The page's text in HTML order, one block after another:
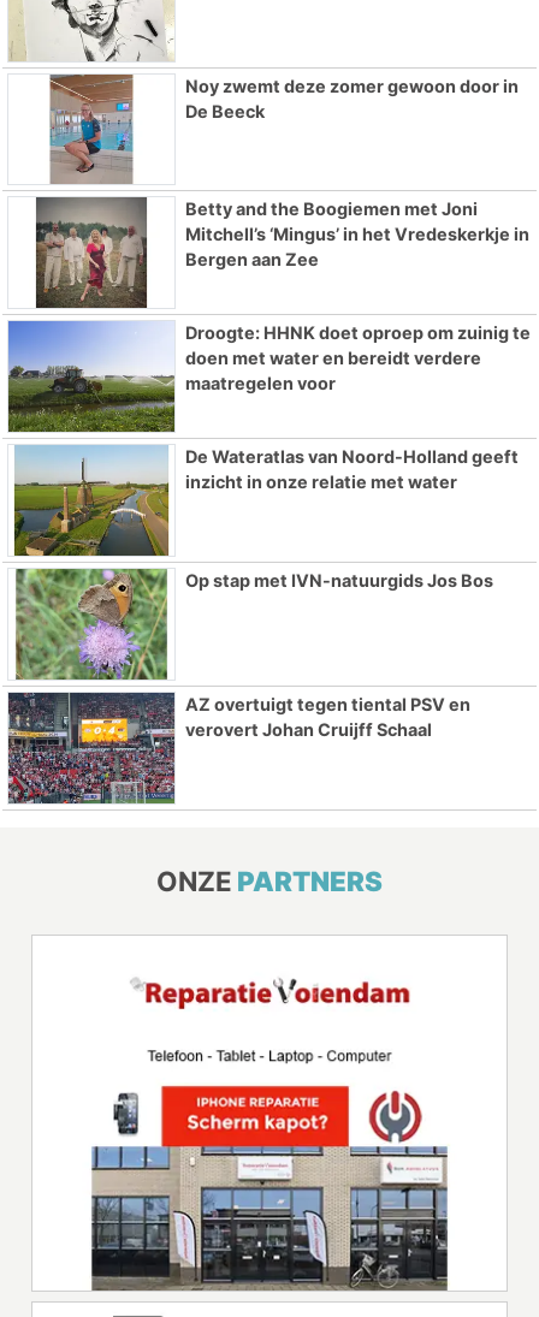
Noy zwemt deze zomer gewoon door in
De Beeck
Betty and the Boogiemen met Joni
Mitchell’s ‘Mingus’ in het Vredeskerkje in
Bergen aan Zee
Droogte: HHNK doet oproep om zuinig te
doen met water en bereidt verdere
maatregelen voor
De Wateratlas van Noord-Holland geeft
inzicht in onze relatie met water
Op stap met IVN-natuurgids Jos Bos
AZ overtuigt tegen tiental PSV en
verovert Johan Cruijff Schaal
ONZE PARTNERS